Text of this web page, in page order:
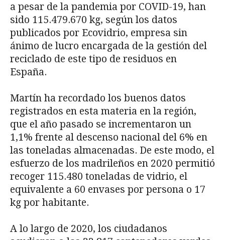
a pesar de la pandemia por COVID-19, han
sido 115.479.670 kg, según los datos
publicados por Ecovidrio, empresa sin
ánimo de lucro encargada de la gestión del
reciclado de este tipo de residuos en
España.
Martín ha recordado los buenos datos
registrados en esta materia en la región,
que el año pasado se incrementaron un
1,1% frente al descenso nacional del 6% en
las toneladas almacenadas. De este modo, el
esfuerzo de los madrileños en 2020 permitió
recoger 115.480 toneladas de vidrio, el
equivalente a 60 envases por persona o 17
kg por habitante.
A lo largo de 2020, los ciudadanos